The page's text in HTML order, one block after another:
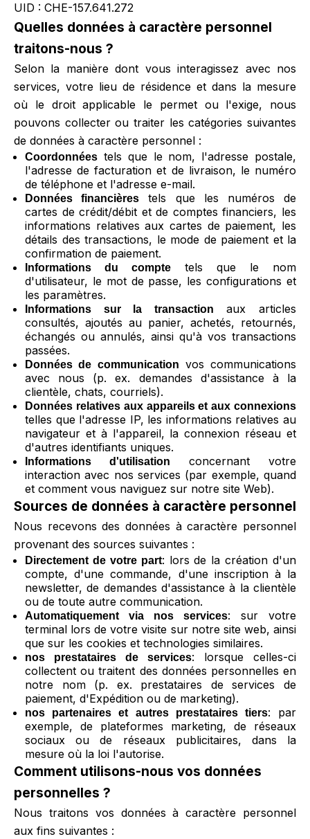
UID : CHE-157.641.272
Quelles données à caractère personnel
traitons-nous ?
Selon la manière dont vous interagissez avec nos
services, votre lieu de résidence et dans la mesure
où le droit applicable le permet ou l'exige, nous
pouvons collecter ou traiter les catégories suivantes
de données à caractère personnel :
Coordonnées tels que le nom, l'adresse postale,
l'adresse de facturation et de livraison, le numéro
de téléphone et l'adresse e-mail.
Données financières tels que les numéros de
cartes de crédit/débit et de comptes financiers, les
informations relatives aux cartes de paiement, les
détails des transactions, le mode de paiement et la
confirmation de paiement.
Informations du compte tels que le nom
d'utilisateur, le mot de passe, les configurations et
les paramètres.
Informations sur la transaction
aux articles
consultés, ajoutés au panier, achetés, retournés,
échangés ou annulés, ainsi qu'à vos transactions
passées.
Données de communication vos communications
avec nous (p. ex. demandes d'assistance à la
clientèle, chats, courriels).
Données relatives aux appareils et aux connexions
telles que l'adresse IP, les informations relatives au
navigateur et à l'appareil, la connexion réseau et
d'autres identifiants uniques.
Informations d'utilisation
concernant votre
interaction avec nos services (par exemple, quand
et comment vous naviguez sur notre site Web).
Sources de données à caractère personnel
Nous recevons des données à caractère personnel
provenant des sources suivantes :
Directement de votre part: lors de la création d'un
compte, d'une commande, d'une inscription à la
newsletter, de demandes d'assistance à la clientèle
ou de toute autre communication.
Automatiquement via nos services: sur votre
terminal lors de votre visite sur notre site web, ainsi
que sur les cookies et technologies similaires.
nos prestataires de services: lorsque celles-ci
collectent ou traitent des données personnelles en
notre nom (p. ex. prestataires de services de
paiement, d'Expédition ou de marketing).
nos partenaires et autres prestataires tiers: par
exemple, de plateformes marketing, de réseaux
sociaux ou de réseaux publicitaires, dans la
mesure où la loi l'autorise.
Comment utilisons-nous vos données
personnelles ?
Nous traitons vos données à caractère personnel
aux fins suivantes :